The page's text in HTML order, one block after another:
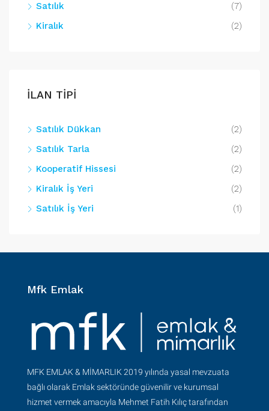
Satılık
(7)
Kiralık
(2)
İLAN TİPİ
Satılık Dükkan
(2)
Satılık Tarla
(2)
Kooperatif Hissesi
(2)
Kiralık İş Yeri
(2)
Satılık İş Yeri
(1)
Mfk Emlak
MFK EMLAK & MİMARLIK 2019 yılında yasal mevzuata
bağlı olarak Emlak sektöründe güvenilir ve kurumsal
hizmet vermek amacıyla Mehmet Fatih Kılıç tarafından